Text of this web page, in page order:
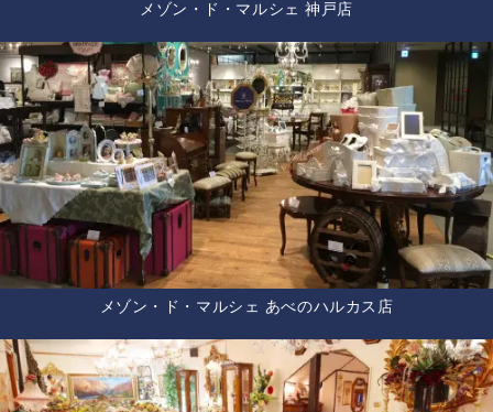
メゾン・ド・マルシェ 神戸店
メゾン・ド・マルシェ あべのハルカス店